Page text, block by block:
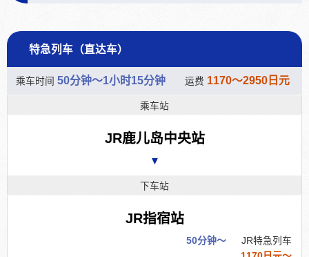
特急列车（直达车）
乘车时间 50分钟～1小时15分钟 运费 1170～2950日元
乘车站
JR鹿儿岛中央站
▼
下车站
JR指宿站
50分钟～
JR特急列车